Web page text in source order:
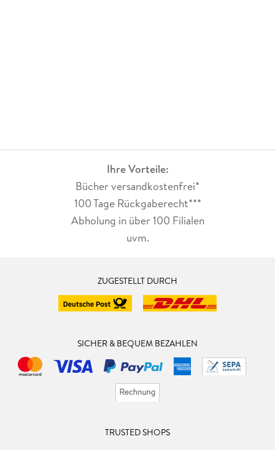
Ihre Vorteile:
Bücher versandkostenfrei*
100 Tage Rückgaberecht***
Abholung in über 100 Filialen
uvm.
ZUGESTELLT DURCH
SICHER & BEQUEM BEZAHLEN
TRUSTED SHOPS